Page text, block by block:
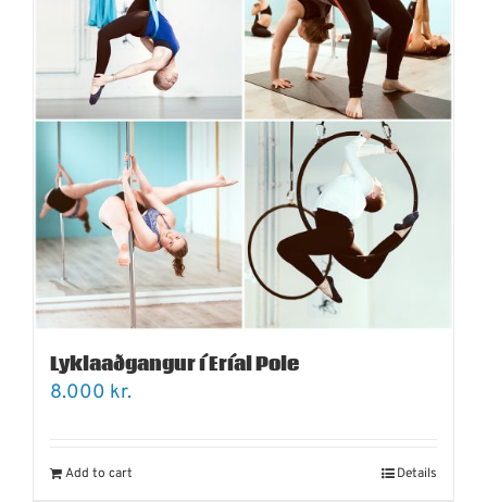
Lyklaaðgangur í Eríal Pole
8.000 kr.
Add to cart Details